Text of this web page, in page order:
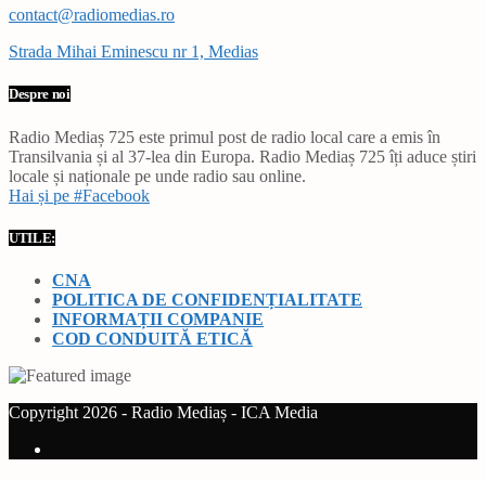
contact@radiomedias.ro
Strada Mihai Eminescu nr 1, Medias
Despre noi
Radio Mediaș 725 este primul post de radio local care a emis în
Transilvania și al 37-lea din Europa. Radio Mediaș 725 îți aduce știri
locale și naționale pe unde radio sau online.
Hai și pe #Facebook
UTILE:
CNA
POLITICA DE CONFIDENȚIALITATE
INFORMAȚII COMPANIE
COD CONDUITĂ ETICĂ
Copyright 2026 - Radio Mediaș - ICA Media